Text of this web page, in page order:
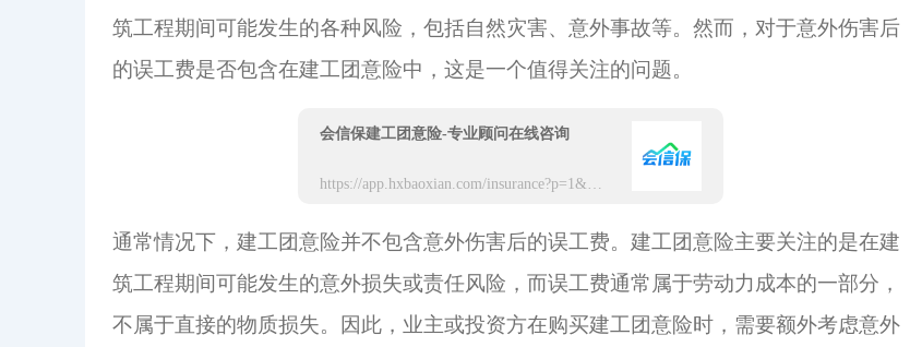
筑工程期间可能发生的各种风险，包括自然灾害、意外事故等。然而，对于意外伤害后
的误工费是否包含在建工团意险中，这是一个值得关注的问题。
会信保建工团意险-专业顾问在线咨询
https://app.hxbaoxian.com/insurance?p=1&l=20&t=12&c=0&sourceType=web&sourceType=web
通常情况下，建工团意险并不包含意外伤害后的误工费。建工团意险主要关注的是在建
筑工程期间可能发生的意外损失或责任风险，而误工费通常属于劳动力成本的一部分，
不属于直接的物质损失。因此，业主或投资方在购买建工团意险时，需要额外考虑意外